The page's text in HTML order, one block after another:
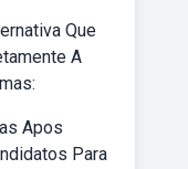
Que
A
Apos
Para